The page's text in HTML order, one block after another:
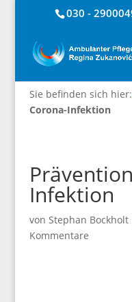
030 -
Sie befinden sich hier:
Corona-Infektion
Infektion
von Stephan Bockholt
Kommentare